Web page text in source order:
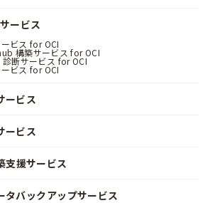
ービス
ビス for OCI
構築サービス for OCI
診断サービス for OCI
ビス for OCI
ービス
ービス
支援サービス
タバックアップサービス